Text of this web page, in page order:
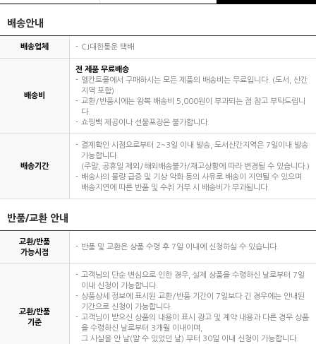
배송안내
배송업체 CJ대한통운 택배
배송비
전 제품 무료배송
엘칸토몰에서 구매하시는 모든 제품의 배송비는 무료입니다. (도서, 산간
지역 포함)
교환/반품시에는 왕복 배송비 5,000원이 부과되는 점 참고 부탁드립니
다.
쇼핑백 제공이나 선물포장은 불가합니다.
배송기간
결제확인 시점으로부터 2~3일 이내 발송, 도서산간지역은 7일이내 발송
가능합니다.
(주말, 공휴일 제외/해외배송불가/재고상황에 따라 변경될 수 있습니다.)
배송사의 물량 급증 및 기상 악화 등의 사유로 배송이 지연될 수 있으며
배송지연에 따른 반품 및 수취 거부 시 배송비가 부과됩니다.
반품/교환 안내
교환/반품
가능시점
반품 및 교환은 상품 수령 후 7일 이내에 신청하실 수 있습니다.
교환/반품
기준
고객님의 단순 변심으로 인한 경우, 실제 상품을 수령하신 날로부터 7일
이내 신청이 가능합니다.
상품상세 정보에 표시된 교환/반품 기간이 7일보다 긴 경우에는 안내된
기간으로 신청이 가능합니다.
고객님이 받으신 상품의 내용이 표시 광고 및 계약 내용과 다른 경우 상품
을 수령하신 날로부터 3개월 이내이며,
그 사실을 안 날(알 수 있었던 날) 부터 30일 이내 신청이 가능합니다.